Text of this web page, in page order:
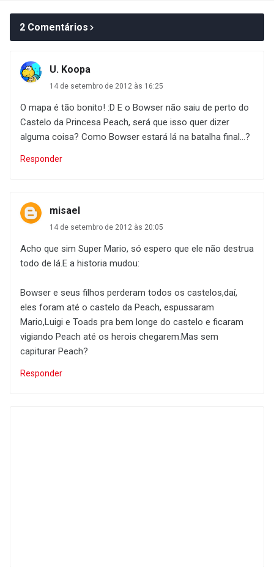
2 Comentários
U. Koopa
14 de setembro de 2012 às 16:25
O mapa é tão bonito! :D E o Bowser não saiu de perto do
Castelo da Princesa Peach, será que isso quer dizer
alguma coisa? Como Bowser estará lá na batalha final...?
Responder
misael
14 de setembro de 2012 às 20:05
Acho que sim Super Mario, só espero que ele não destrua
todo de lá.E a historia mudou:
Bowser e seus filhos perderam todos os castelos,daí,
eles foram até o castelo da Peach, espussaram
Mario,Luigi e Toads pra bem longe do castelo e ficaram
vigiando Peach até os herois chegarem.Mas sem
capiturar Peach?
Responder